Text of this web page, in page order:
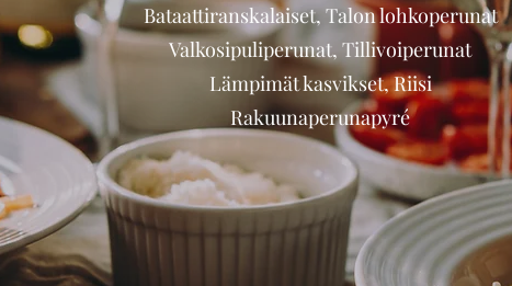
Bataattiranskalaiset, Talon lohkoperunat
Valkosipuliperunat, Tillivoiperunat
Lämpimät kasvikset, Riisi
Rakuunaperunapyré